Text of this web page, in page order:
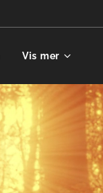
Vis mer